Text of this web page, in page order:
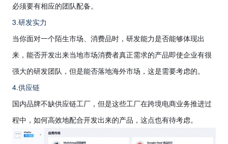
必须要有相应的团队配备。
3.研发实力
当你面对一个陌生市场、消费品时，研发能力是否能够体现出
来，能否开发出来当地市场消费者真正需求的产品即使企业有很
强大的研发团队，但是能否落地海外市场，这是需要考虑的。
4.供应链
国内品牌不缺供应链工厂，但是这些工厂在跨境电商业务推进过
程中，如何高效地配合开发出来的产品，这点也有待考虑。